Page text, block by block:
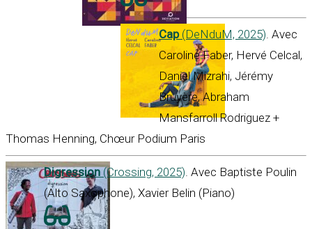
Cap(DeNduM, 2025). Avec
Caroline Faber, Hervé Celcal,
Daniel Mizrahi, Jérémy
Bruyère, Abraham
Mansfarroll Rodriguez +
Thomas Henning, Chœur Podium Paris
Digression(Crossing, 2025). Avec Baptiste Poulin
(Alto Saxophone), Xavier Belin (Piano)